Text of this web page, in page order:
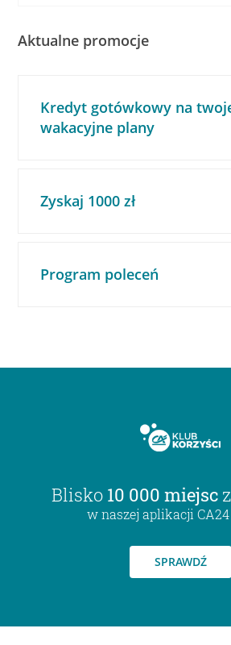
Aktualne promocje
Kredyt gotówkowy na
wakacyjne plany
Zyskaj 1000 zł
Program poleceń
Blisko 10 000 miejsc
w naszej aplikacji
SPRAWDŹ